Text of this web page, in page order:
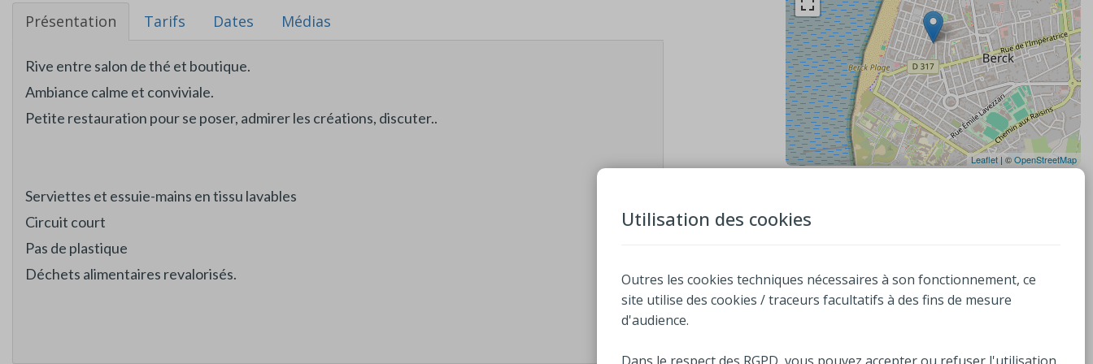
Présentation Tarifs Dates Médias
Rive entre salon de thé et boutique.
Ambiance calme et conviviale.
Petite restauration pour se poser, admirer les créations, discuter..
Serviettes et essuie-mains en tissu lavables
Circuit court
Pas de plastique
Déchets alimentaires revalorisés.
Leaflet| ©OpenStreetMap
Contacts
50 rue Carnot
62600, BERCK
bonjour@causettes.fr
Utilisation des cookies
Outres les cookies techniques nécessaires à son fonctionnement, ce
site utilise des cookies / traceurs facultatifs à des fins de mesure
d'audience.